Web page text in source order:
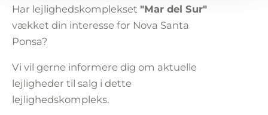
Har lejlighedskomplekset "Mar del Sur"
vækket din interesse for Nova Santa
Ponsa?
Vi vil gerne informere dig om aktuelle
lejligheder til salg i dette
lejlighedskompleks.